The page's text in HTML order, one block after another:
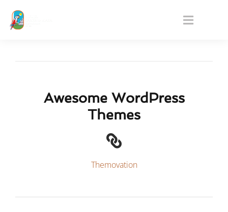
Awesome WordPress
Themes
Themovation